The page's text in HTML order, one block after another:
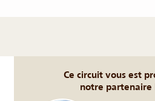
Ce circuit vous est
notre partenaire